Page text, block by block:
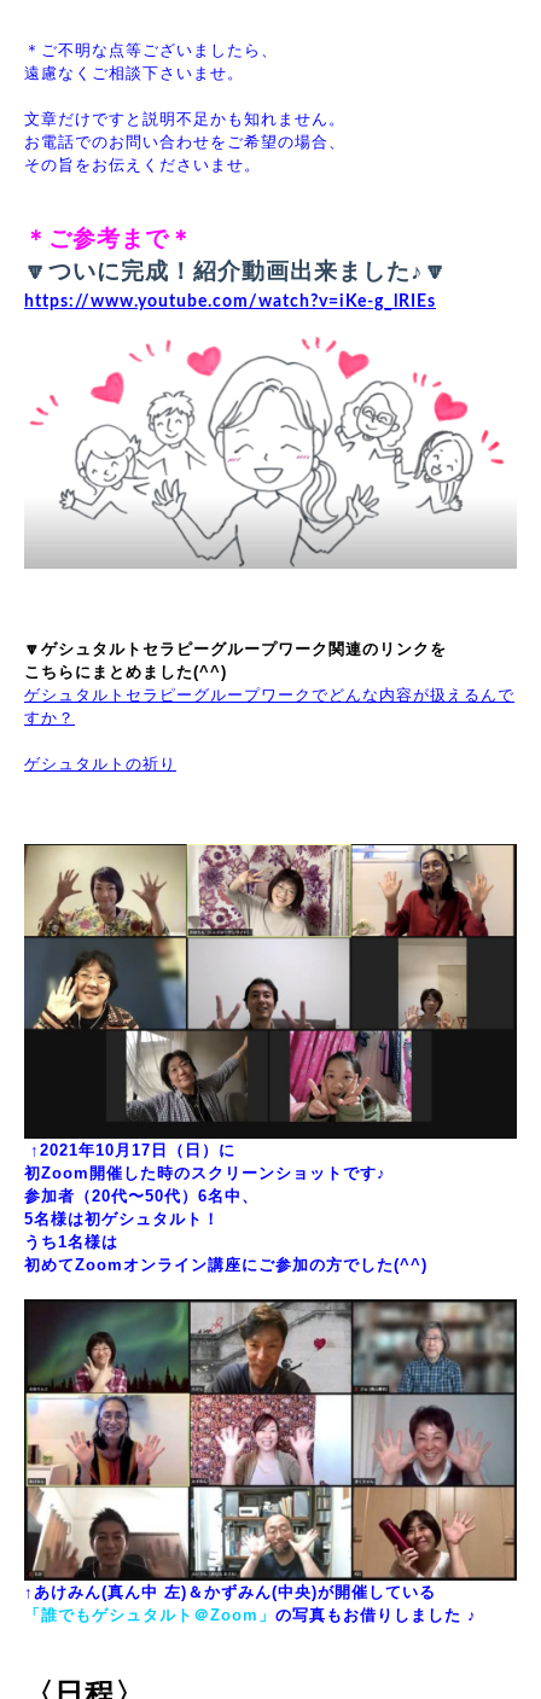
＊ご不明な点等ございましたら、
遠慮なくご相談下さいませ。
文章だけですと説明不足かも知れません。
お電話でのお問い合わせをご希望の場合、
その旨をお伝えくださいませ。
＊ご参考まで＊
🔽ついに完成！紹介動画出来ました♪🔽
https://www.youtube.com/watch?v=iKe-g_lRIEs
🔽ゲシュタルトセラピーグループワーク関連のリンクを
こちらにまとめました(^^)
ゲシュタルトセラピーグループワークでどんな内容が扱えるんで
すか？
ゲシュタルトの祈り
↑2021年10月17日（日）に
初Zoom開催した時のスクリーンショットです♪
参加者（20代〜50代）6名中、
5名様は初ゲシュタルト！
うち1名様は
初めてZoomオンライン講座にご参加の方でした(^^)
↑あけみん(真ん中 左)＆かずみん(中央)が開催している
「 誰でもゲシュタルト＠Zoom 」 の写真もお借りしました ♪